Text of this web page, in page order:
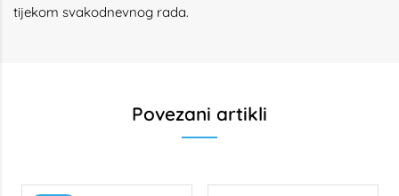
tijekom svakodnevnog rada.
Povezani artikli